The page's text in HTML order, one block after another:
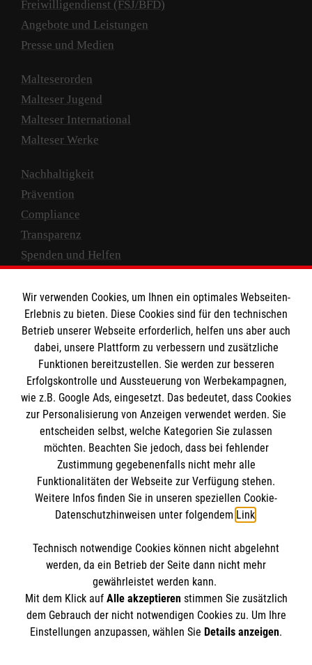
Freiwilligendienst (FSJ/BFD)
Angebote und Leistungen
Presse und Medien
Malteserorden
Malteser Jugend
Malteser International
Malteser Werke
Nachhaltigkeit
Prävention
Compliance
Transparenz
Spenden und Helfen
Empfänger: Malteser Hilfsdienst e.V.
IBAN: DE10 3706 0120 1201 2000 12
BIC: GENODED 1PA7
Newsletter abonnieren
Cookies verwalten|AGB|Impressum|Datenschutz
Barrierefreiheit |Kontakt| Sharepoint|Mediathek
Wir verwenden Cookies, um Ihnen ein optimales Webseiten-
Erlebnis zu bieten. Diese Cookies sind für den technischen
Betrieb unserer Webseite erforderlich, helfen uns aber auch
dabei, unsere Plattform zu verbessern und zusätzliche
Funktionen bereitzustellen. Sie werden zur besseren
Erfolgskontrolle und Aussteuerung von Werbekampagnen,
wie z.B. Google Ads, eingesetzt. Das bedeutet, dass Cookies
zur Personalisierung von Anzeigen verwendet werden. Sie
entscheiden selbst, welche Kategorien Sie zulassen
möchten. Beachten Sie jedoch, dass bei fehlender
Zustimmung gegebenenfalls nicht mehr alle
Funktionalitäten der Webseite zur Verfügung stehen.
Weitere Infos finden Sie in unseren speziellen Cookie-
Datenschutzhinweisen unter folgendem Link.
Technisch notwendige Cookies können nicht abgelehnt
werden, da ein Betrieb der Seite dann nicht mehr
gewährleistet werden kann.
Mit dem Klick auf Alle akzeptierenstimmen Sie zusätzlich
dem Gebrauch der nicht notwendigen Cookies zu. Um Ihre
Einstellungen anzupassen, wählen Sie Details anzeigen.